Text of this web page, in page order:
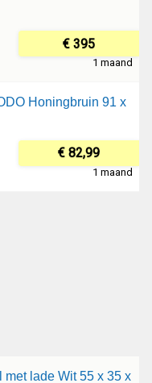
€ 395
1 maand
Honingbruin 91 x
€ 82,99
1 maand
lade Wit 55 x 35 x